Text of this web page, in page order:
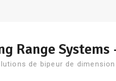
Range Systems
de bipeur de